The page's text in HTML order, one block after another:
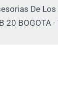
De
20 BOGOTA